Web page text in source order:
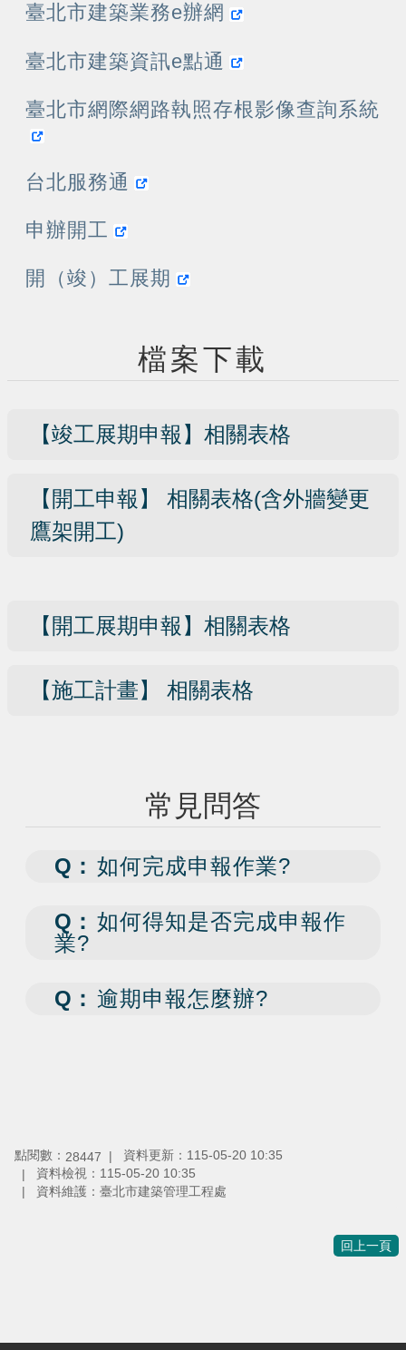
臺北市建築業務e辦網
臺北市建築資訊e點通
臺北市網際網路執照存根影像查詢系統
台北服務通
申辦開工
開（竣）工展期
檔案下載
【竣工展期申報】相關表格
【開工申報】 相關表格(含外牆變更
鷹架開工)
【開工展期申報】相關表格
【施工計畫】 相關表格
常見問答
Q： 如何完成申報作業?
Q： 如何得知是否完成申報作
業?
Q： 逾期申報怎麼辦?
點閱數： 28447 資料更新： 115-05-20 10:35
資料檢視： 115-05-20 10:35
資料維護： 臺北市建築管理工程處
回上一頁